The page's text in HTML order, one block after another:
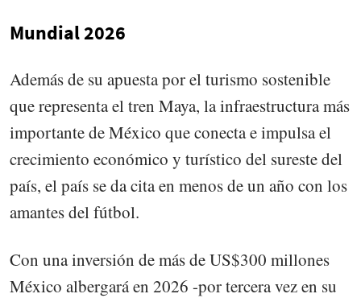
Mundial 2026
Además de su apuesta por el turismo sostenible
que representa el tren Maya, la infraestructura más
importante de México que conecta e impulsa el
crecimiento económico y turístico del sureste del
país, el país se da cita en menos de un año con los
amantes del fútbol.
Con una inversión de más de US$300 millones
México albergará en 2026 -por tercera vez en su